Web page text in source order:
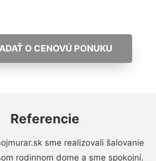
O CENOVÚ PONUKU
Referencie
sme realizovali šalovanie
rodinnom dome a sme spokojní.